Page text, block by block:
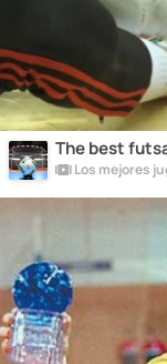
The best
Los mejores